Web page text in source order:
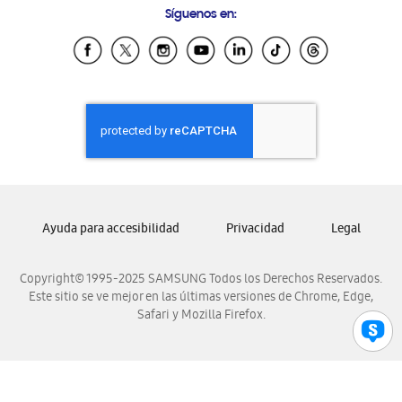
Samsung Ecuador
Samsung El Salvador
Samsung Honduras
Samsung Nicaragua
Samsung Panamá
Samsung Venezuela
Síguenos en:
Copyright© 1995-2025 SAMSUNG Todos los Derechos Reservados.
Este sitio se ve mejor en las últimas versiones de Chrome, Edge,
Safari y Mozilla Firefox.
Ayuda para accesibilidad Privacidad Legal